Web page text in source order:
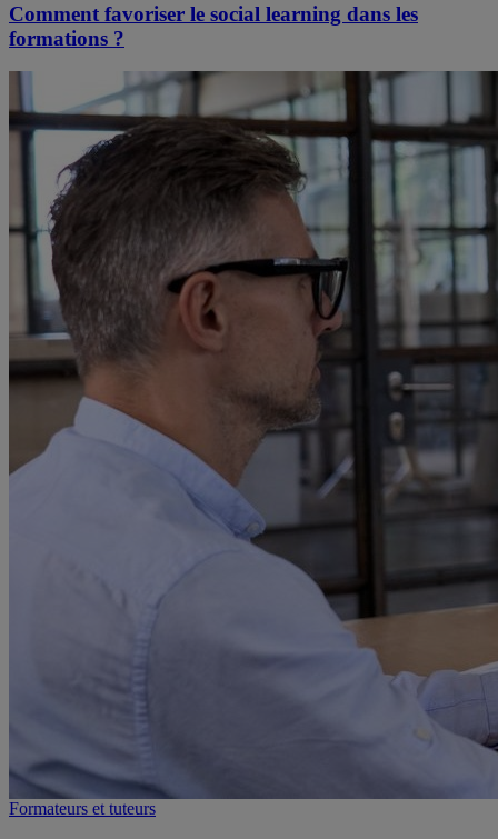
Comment favoriser le social learning dans les
formations ?
Formateurs et tuteurs